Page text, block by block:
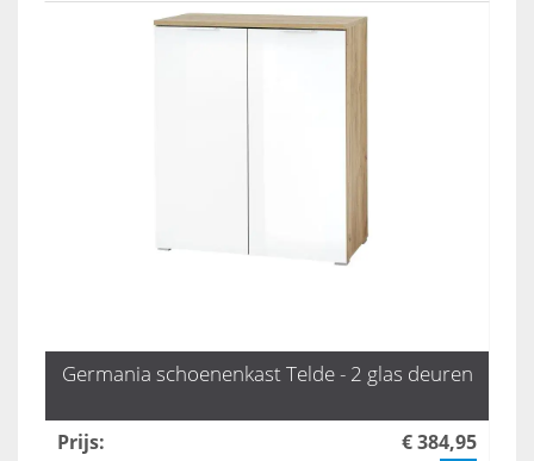
Germania schoenenkast Telde - 2 glas deuren
Prijs: € 384,95